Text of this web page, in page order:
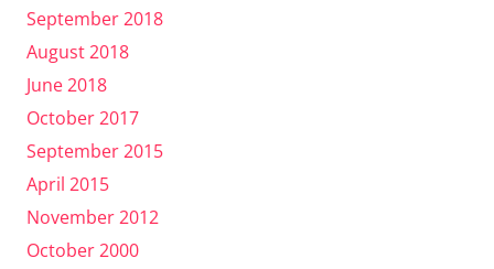
September 2018
August 2018
June 2018
October 2017
September 2015
April 2015
November 2012
October 2000